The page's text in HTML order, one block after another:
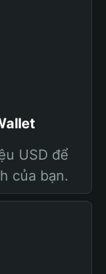
USD để
của bạn.